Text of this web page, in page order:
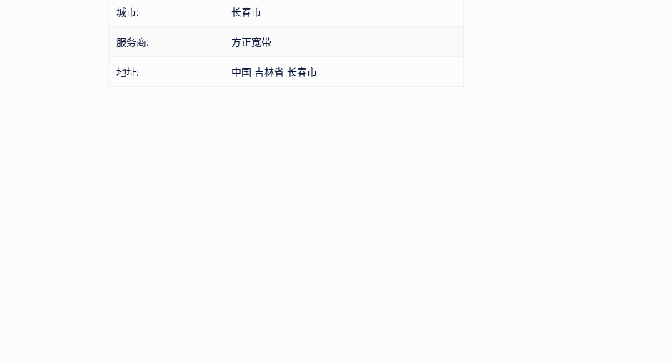
城市: 长春市
服务商: 方正宽带
地址: 中国 吉林省 长春市